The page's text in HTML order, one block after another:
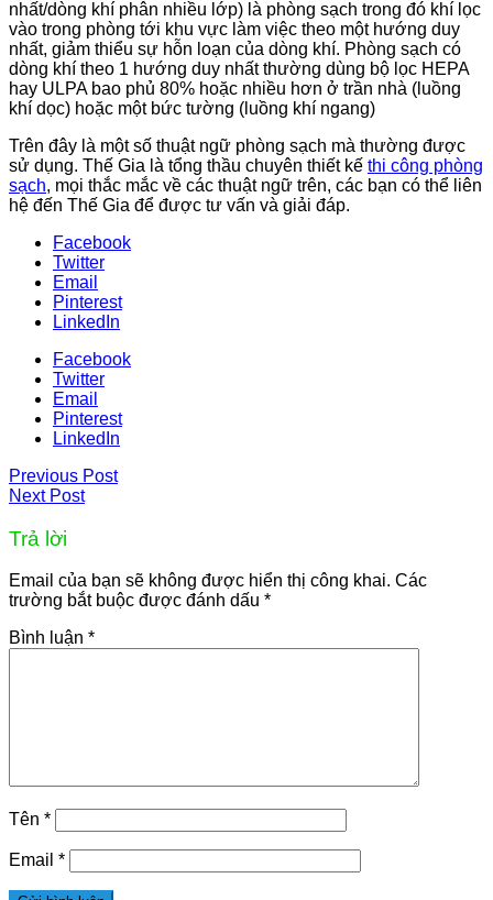
nhất/dòng khí phân nhiều lớp) là phòng sạch trong đó khí lọc
vào trong phòng tới khu vực làm việc theo một hướng duy
nhất, giảm thiểu sự hỗn loạn của dòng khí. Phòng sạch có
dòng khí theo 1 hướng duy nhất thường dùng bộ lọc HEPA
hay ULPA bao phủ 80% hoặc nhiều hơn ở trần nhà (luồng
khí dọc) hoặc một bức tường (luồng khí ngang)
Trên đây là một số thuật ngữ phòng sạch mà thường được
sử dụng. Thế Gia là tổng thầu chuyên thiết kế thi công phòng
sạch, mọi thắc mắc về các thuật ngữ trên, các bạn có thể liên
hệ đến Thế Gia để được tư vấn và giải đáp.
Facebook
Twitter
Email
Pinterest
LinkedIn
Facebook
Twitter
Email
Pinterest
LinkedIn
Previous Post
Next Post
Trả lời
Email của bạn sẽ không được hiển thị công khai. Các
trường bắt buộc được đánh dấu *
Bình luận *
Tên *
Email *